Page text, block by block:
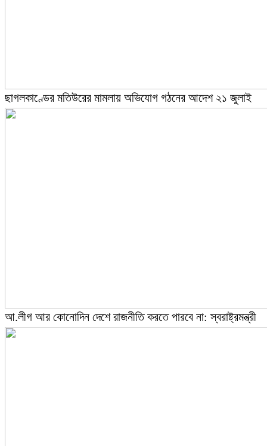
ছাগলকাণ্ডের মতিউরের মামলায় অভিযোগ গঠনের আদেশ ২১ জুলাই
আ.লীগ আর কোনোদিন দেশে রাজনীতি করতে পারবে না: স্বরাষ্ট্রমন্ত্রী